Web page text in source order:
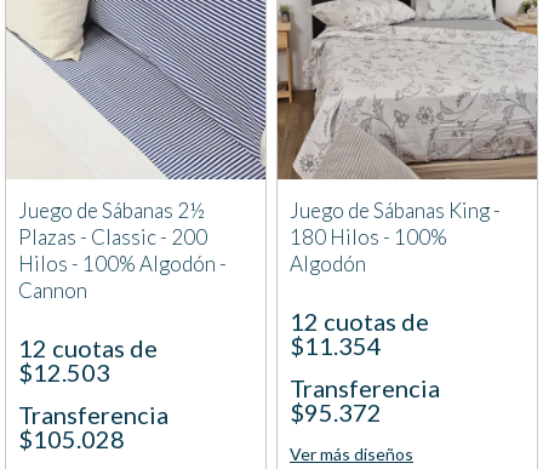
Juego de Sábanas 2½
Plazas - Classic - 200
Hilos - 100% Algodón -
Cannon
12 cuotas de
$12.503
Transferencia
$105.028
Juego de Sábanas King -
180 Hilos - 100%
Algodón
12 cuotas de
$11.354
Transferencia
$95.372
Ver más diseños